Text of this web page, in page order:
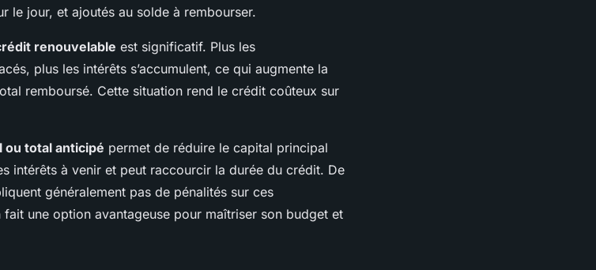
le jour, et ajoutés au solde à rembourser.
renouvelable est significatif. Plus les
plus les intérêts s’accumulent, ce qui augmente la
remboursé. Cette situation rend le crédit coûteux sur
total anticipé permet de réduire le capital principal
intérêts à venir et peut raccourcir la durée du crédit. De
généralement pas de pénalités sur ces
une option avantageuse pour maîtriser son budget et